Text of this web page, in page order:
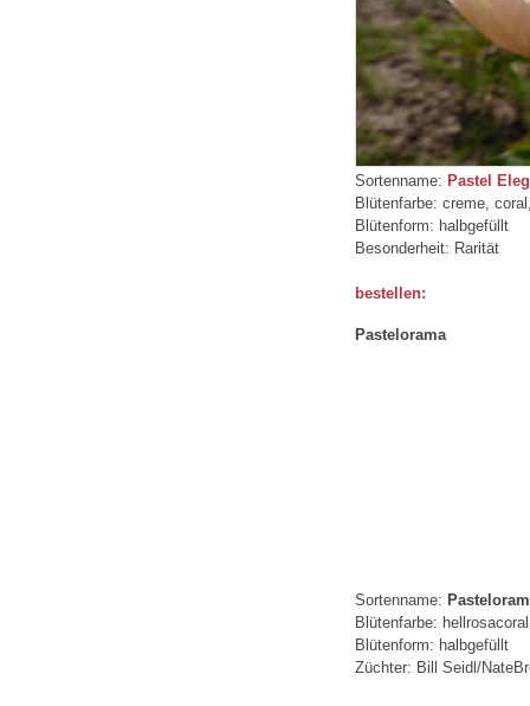
Sortenname: Pastel
Blütenfarbe: creme,
Blütenform: halbgefüllt
Besonderheit: Rarität
bestellen:
Pastelorama
Sortenname:
Blütenfarbe: hellrosacoral
Blütenform: halbgefüllt
Züchter: Bill Seidl/